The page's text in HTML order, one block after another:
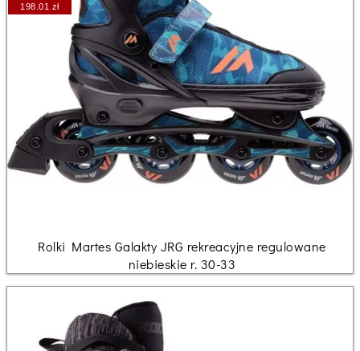
198.01 zł
Rolki Martes Galakty JRG rekreacyjne regulowane
niebieskie r. 30-33